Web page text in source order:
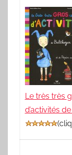
Le très très
d’activités
(